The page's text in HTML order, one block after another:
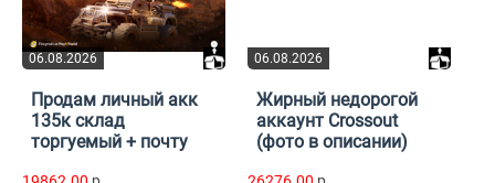
06.08.2026
Продам личный акк
135к склад
торгуемый + почту
06.08.2026
Жирный недорогой
аккаунт Crossout
(фото в описании)